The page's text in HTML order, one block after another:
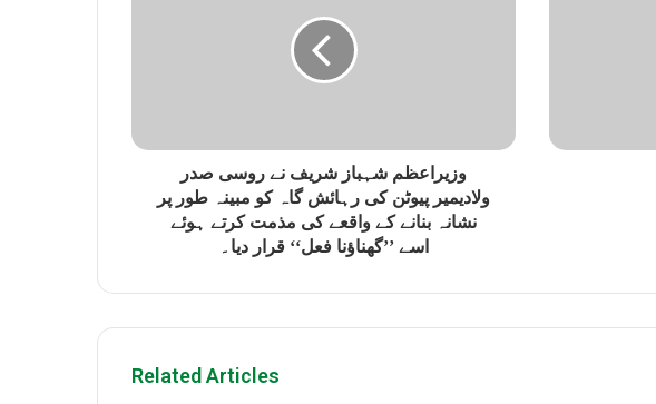
وزیراعظم شہباز شریف نے روسی صدر
ولادیمیر پیوٹن کی رہائش گاہ کو مبینہ طور پر
نشانہ بنانے کے واقعے کی مذمت کرتے ہوئے
اسے ’’گھناؤنا فعل‘‘ قرار دیا۔
Related Articles